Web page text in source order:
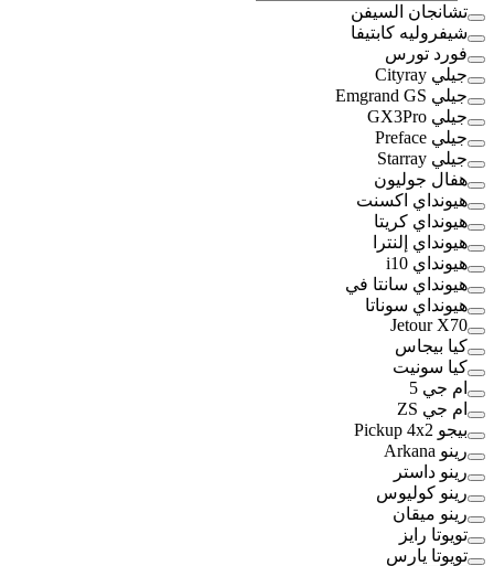
تشانجان السيفن
شيفروليه كابتيفا
فورد تورس
جيلي Cityray
جيلي Emgrand GS
جيلي GX3Pro
جيلي Preface
جيلي Starray
هفال جوليون
هيونداي اكسنت
هيونداي كريتا
هيونداي إلنترا
هيونداي i10
هيونداي سانتا في
هيونداي سوناتا
Jetour X70
كيا بيجاس
كيا سونيت
ام جي 5
ام جي ZS
بيجو Pickup 4x2
رينو Arkana
رينو داستر
رينو كوليوس
رينو ميقان
تويوتا رايز
تويوتا يارس